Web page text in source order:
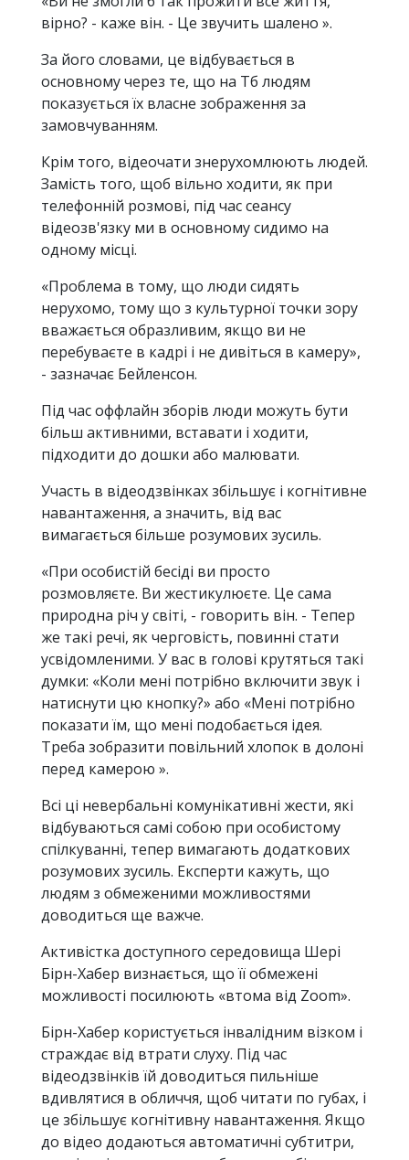
вірно? - каже він. - Це звучить шалено ».
За його словами, це відбувається в
основному через те, що на Тб людям
показується їх власне зображення за
замовчуванням.
Крім того, відеочати знерухомлюють людей.
Замість того, щоб вільно ходити, як при
телефонній розмові, під час сеансу
відеозв'язку ми в основному сидимо на
одному місці.
«Проблема в тому, що люди сидять
нерухомо, тому що з культурної точки зору
вважається образливим, якщо ви не
перебуваєте в кадрі і не дивіться в камеру»,
- зазначає Бейленсон.
Під час оффлайн зборів люди можуть бути
більш активними, вставати і ходити,
підходити до дошки або малювати.
Участь в відеодзвінках збільшує і когнітивне
навантаження, а значить, від вас
вимагається більше розумових зусиль.
«При особистій бесіді ви просто
розмовляєте. Ви жестикулюєте. Це сама
природна річ у світі, - говорить він. - Тепер
же такі речі, як черговість, повинні стати
усвідомленими. У вас в голові крутяться такі
думки: «Коли мені потрібно включити звук і
натиснути цю кнопку?» або «Мені потрібно
показати їм, що мені подобається ідея.
Треба зобразити повільний хлопок в долоні
перед камерою ».
Всі ці невербальні комунікативні жести, які
відбуваються самі собою при особистому
спілкуванні, тепер вимагають додаткових
розумових зусиль. Експерти кажуть, що
людям з обмеженими можливостями
доводиться ще важче.
Активістка доступного середовища Шері
Бірн-Хабер визнається, що її обмежені
можливості посилюють «втома від Zoom».
Бірн-Хабер користується інвалідним візком і
страждає від втрати слуху. Під час
відеодзвінків їй доводиться пильніше
вдивлятися в обличчя, щоб читати по губах, і
це збільшує когнітивну навантаження. Якщо
до відео додаються автоматичні субтитри,